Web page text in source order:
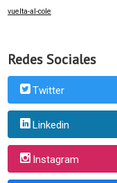
vuelta-al-cole
Redes Sociales
Twitter
Linkedin
Instagram